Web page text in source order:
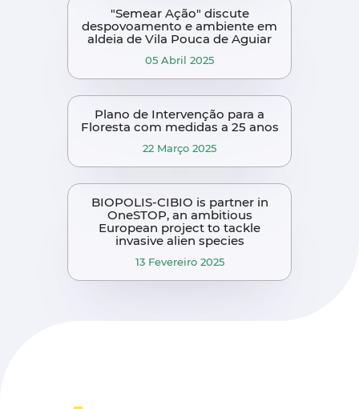
"Semear Ação" discute
despovoamento e ambiente em
aldeia de Vila Pouca de Aguiar
05 Abril 2025
Plano de Intervenção para a
Floresta com medidas a 25 anos
22 Março 2025
BIOPOLIS-CIBIO is partner in
OneSTOP, an ambitious
European project to tackle
invasive alien species
13 Fevereiro 2025